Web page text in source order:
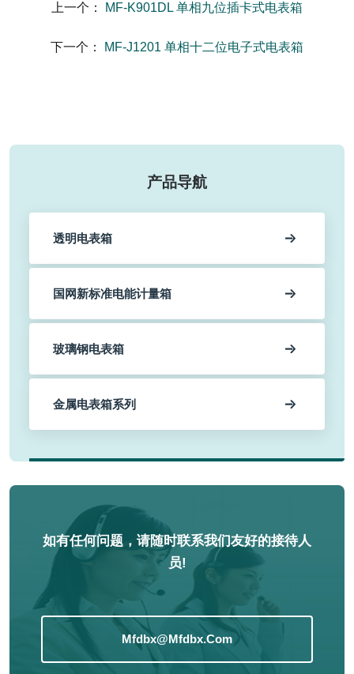
产品导航
透明电表箱
国网新标准电能计量箱
玻璃钢电表箱
金属电表箱系列
如有任何问题，请随时联系我们友好的接待人
员!
Mfdbx@mfdbx.com
上一个： MF-K901DL 单相九位插卡式电表箱
下一个： MF-J1201 单相十二位电子式电表箱